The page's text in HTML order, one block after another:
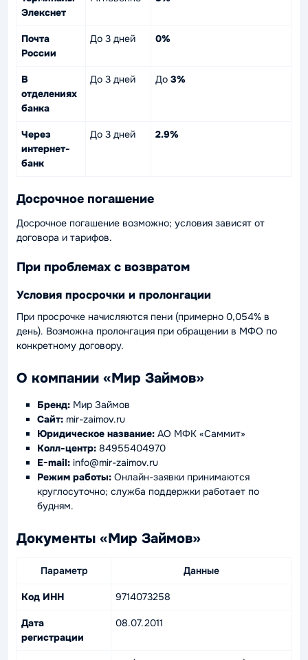
Элекснет
Почта
России
До 3 дней 0%
В
отделениях
банка
До 3 дней До 3%
Через
интернет-
банк
До 3 дней 2.9%
Досрочное погашение
Досрочное погашение возможно; условия зависят от
договора и тарифов.
При проблемах с возвратом
Условия просрочки и пролонгации
При просрочке начисляются пени (примерно 0,054% в
день). Возможна пролонгация при обращении в МФО по
конкретному договору.
О компании «Мир Займов»
Бренд: Мир Займов
Сайт: mir-zaimov.ru
Юридическое название: АО МФК «Саммит»
Колл-центр: 84955404970
E-mail: info@mir-zaimov.ru
Режим работы: Онлайн-заявки принимаются
круглосуточно; служба поддержки работает по
будням.
Документы «Мир Займов»
Параметр Данные
Код ИНН 9714073258
Дата
регистрации
08.07.2011